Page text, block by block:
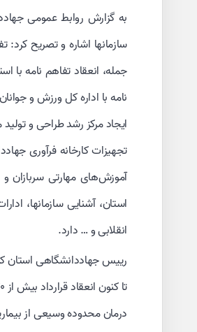
به گزارش روابط عمومی
سازمانها اشاره و تصریح
جمله، انعقاد تفاهم نامه با
نامه با اداره کل ورزش و
ایجاد مرکز رشد طراحی و
تجهیزات کارخانه فرآوری
آموزش‌های مهارتی سربازان و
استان، آشنایی سازمانها،
انقلابی و … دارد.
رییس جهاددانشگاهی استان
درمان محدوده وسیعی از